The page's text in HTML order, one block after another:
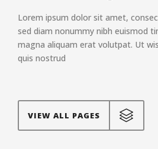
Lorem ipsum dolor sit amet,
sed diam nonummy nibh euismod
magna aliquam erat volutpat. Ut
quis nostrud
VIEW ALL PAGES